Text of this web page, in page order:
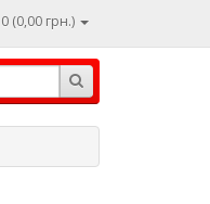
(0,00 грн.)